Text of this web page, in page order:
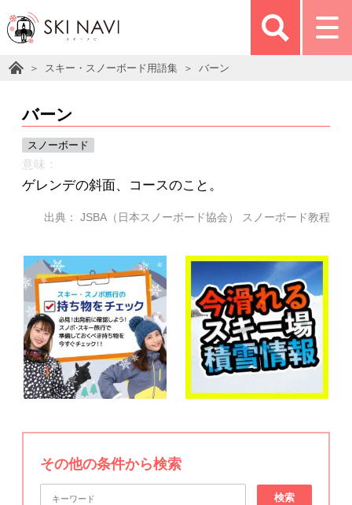
スキー・スノーボード用語集 バーン
バーン
スノーボード
意味：
ゲレンデの斜面、コースのこと。
出典： JSBA（日本スノーボード協会） スノーボード教程
その他の条件から検索
検索